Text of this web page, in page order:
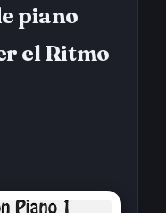
piano
el Ritmo